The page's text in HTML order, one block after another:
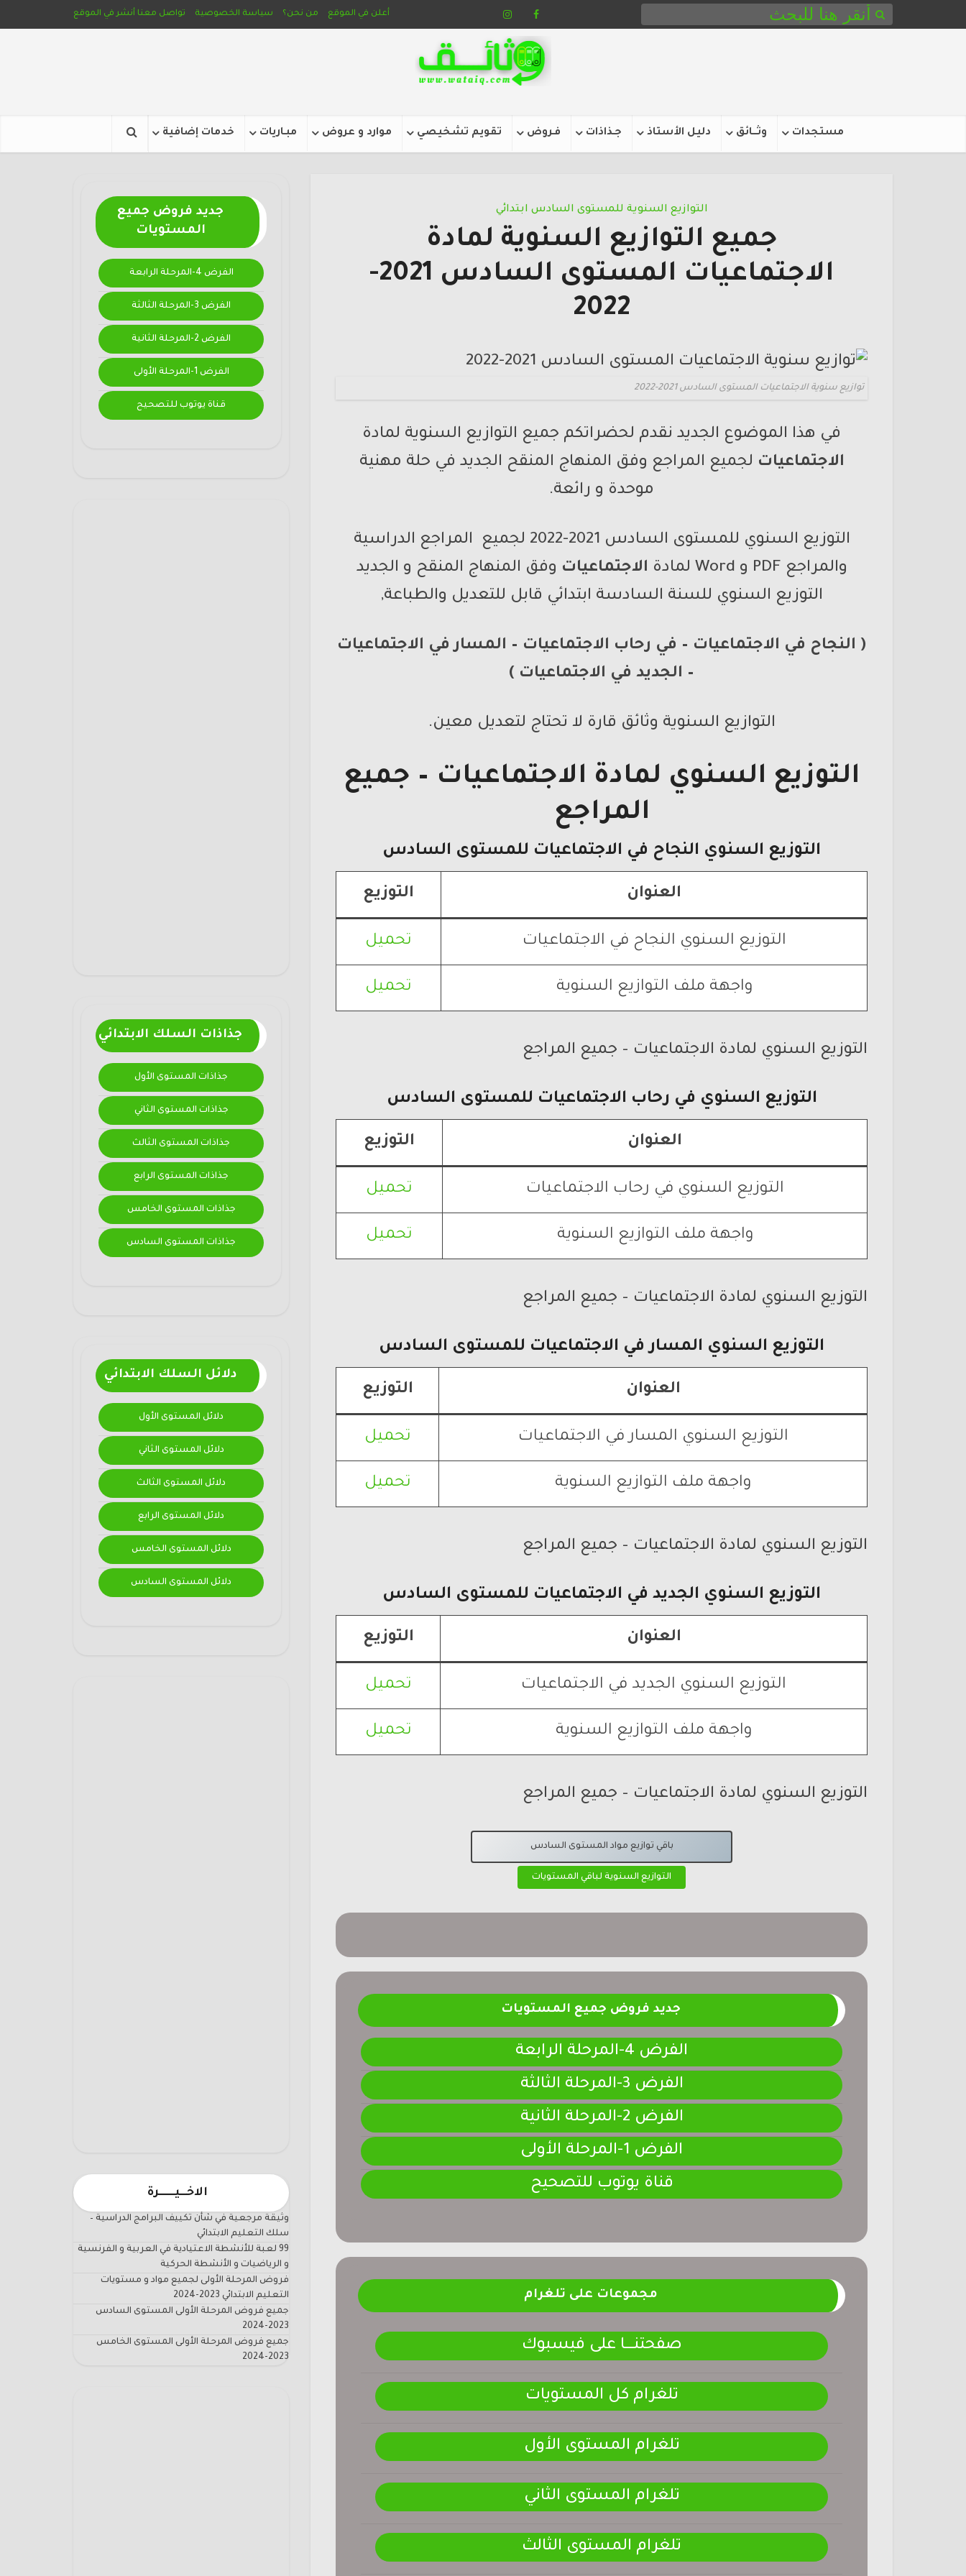
أعلن في الموقع من نحن؟ سياسة الخصوصية تواصل معنا أنشر في الموقع
مستجدات وثـــائق دليل الأستاذ جـذاذات فـروض تقويم تشخيصي موارد و عروض مبـاريات خدمات إضافية
جديد فروض جميع
المستويات
الفرض 4-المرحلة الرابعة
الفرض 3-المرحلة الثالثة
الفرض 2-المرحلة الثانية
الفرض 1-المرحلة الأولى
قناة يوتوب للتصحيح
جذاذات السلك الابتدائي
جذاذات المستوى الأول
جذاذات المستوى الثاني
جذاذات المستوى الثالث
جذاذات المستوى الرابع
جذاذات المستوى الخامس
جذاذات المستوى السادس
دلائل السلك الابتدائي
دلائل المستوى الأول
دلائل المستوى الثاني
دلائل المستوى الثالث
دلائل المستوى الرابع
دلائل المستوى الخامس
دلائل المستوى السادس
الاخـــيـــــــرة
وثيقة مرجعية في شأن تكييف البرامج الدراسية –
سلك التعليم الابتدائي
99 لعبة للأنشطة الاعتيادية في العربية و الفرنسية
و الرياضيات و الأنشطة الحركية
فروض المرحلة الأولى لجميع مواد و مستويات
التعليم الابتدائي 2023-2024
جميع فروض المرحلة الأولى المستوى السادس
2023-2024
جميع فروض المرحلة الأولى المستوى الخامس
2023-2024
التوازيع السنوية للمستوى السادس ابتدائي
جميع التوازيع السنوية لمادة
الاجتماعيات المستوى السادس 2021-
2022
توازيع سنوية الاجتماعيات المستوى السادس 2021-2022
في هذا الموضوع الجديد نقدم لحضراتكم جميع التوازيع السنوية لمادة
الاجتماعيات لجميع المراجع وفق المنهاج المنقح الجديد في حلة مهنية
موحدة و رائعة.
التوزيع السنوي للمستوى السادس 2021-2022 لجميع المراجع الدراسية
والمراجع PDF و Word لمادة
الاجتماعيات وفق المنهاج المنقح و الجديد
التوزيع السنوي للسنة السادسة ابتدائي قابل للتعديل والطباعة,
( النجاح في الاجتماعيات – في رحاب الاجتماعيات – المسار في الاجتماعيات
– الجديد في الاجتماعيات )
التوازيع السنوية وثائق قارة لا تحتاج لتعديل معين.
التوزيع السنوي لمادة الاجتماعيات – جميع
المراجع
التوزيع السنوي النجاح في الاجتماعيات للمستوى السادس
العنوان التوزيع
التوزيع السنوي النجاح في الاجتماعيات تحميل
واجهة ملف التوازيع السنوية تحميل
التوزيع السنوي لمادة الاجتماعيات – جميع المراجع
التوزيع السنوي في رحاب الاجتماعيات للمستوى السادس
العنوان التوزيع
التوزيع السنوي في رحاب الاجتماعيات تحميل
واجهة ملف التوازيع السنوية تحميل
التوزيع السنوي لمادة الاجتماعيات – جميع المراجع
التوزيع السنوي المسار في الاجتماعيات للمستوى السادس
العنوان التوزيع
التوزيع السنوي المسار في الاجتماعيات تحميل
واجهة ملف التوازيع السنوية تحميل
التوزيع السنوي لمادة الاجتماعيات – جميع المراجع
التوزيع السنوي الجديد في الاجتماعيات للمستوى السادس
العنوان التوزيع
التوزيع السنوي الجديد في الاجتماعيات تحميل
واجهة ملف التوازيع السنوية تحميل
التوزيع السنوي لمادة الاجتماعيات – جميع المراجع
باقي توازيع مواد المستوى السادس
التوازيع السنوية لباقي المستويات
جديد فروض جميع المستويات
الفرض 4-المرحلة الرابعة
الفرض 3-المرحلة الثالثة
الفرض 2-المرحلة الثانية
الفرض 1-المرحلة الأولى
قناة يوتوب للتصحيح
مجموعات على تلغرام
صفحتنــــــا على فيسبوك
تلغرام كل المستويات
تلغرام المستوى الأول
تلغرام المستوى الثاني
تلغرام المستوى الثالث